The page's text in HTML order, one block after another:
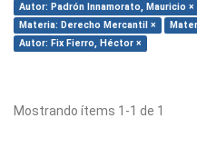
Autor: Padrón Innamorato, Mauricio ×
Materia: Derecho Mercantil ×
Autor: Fix Fierro, Héctor ×
Mostrando ítems 1-1 de 1